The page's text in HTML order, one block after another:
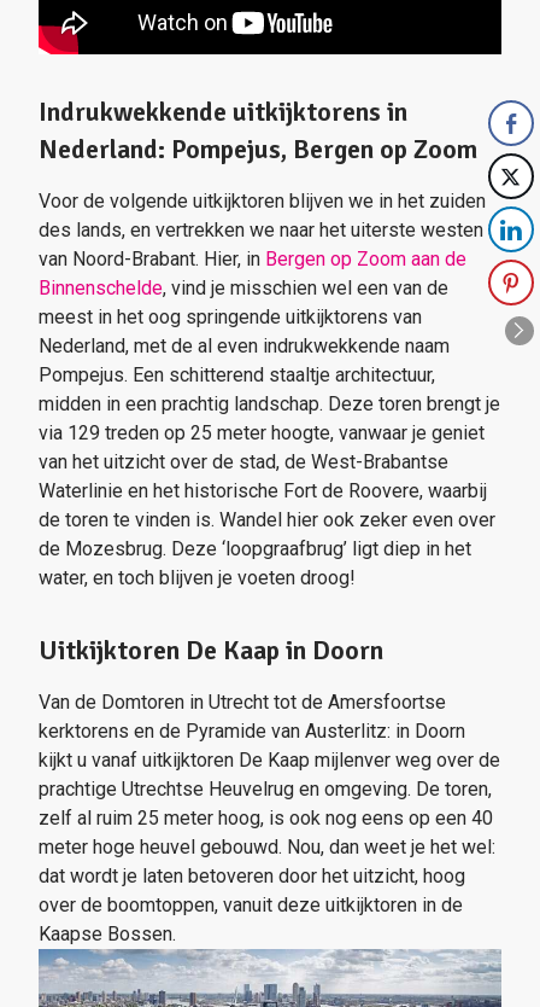
Indrukwekkende uitkijktorens in
Nederland: Pompejus, Bergen op Zoom
Voor de volgende uitkijktoren blijven we in het zuiden
des lands, en vertrekken we naar het uiterste westen
van Noord-Brabant. Hier, in Bergen op Zoom aan de
Binnenschelde, vind je misschien wel een van de
meest in het oog springende uitkijktorens van
Nederland, met de al even indrukwekkende naam
Pompejus. Een schitterend staaltje architectuur,
midden in een prachtig landschap. Deze toren brengt je
via 129 treden op 25 meter hoogte, vanwaar je geniet
van het uitzicht over de stad, de West-Brabantse
Waterlinie en het historische Fort de Roovere, waarbij
de toren te vinden is. Wandel hier ook zeker even over
de Mozesbrug. Deze ‘loopgraafbrug’ ligt diep in het
water, en toch blijven je voeten droog!
Uitkijktoren De Kaap in Doorn
Van de Domtoren in Utrecht tot de Amersfoortse
kerktorens en de Pyramide van Austerlitz: in Doorn
kijkt u vanaf uitkijktoren De Kaap mijlenver weg over de
prachtige Utrechtse Heuvelrug en omgeving. De toren,
zelf al ruim 25 meter hoog, is ook nog eens op een 40
meter hoge heuvel gebouwd. Nou, dan weet je het wel:
dat wordt je laten betoveren door het uitzicht, hoog
over de boomtoppen, vanuit deze uitkijktoren in de
Kaapse Bossen.